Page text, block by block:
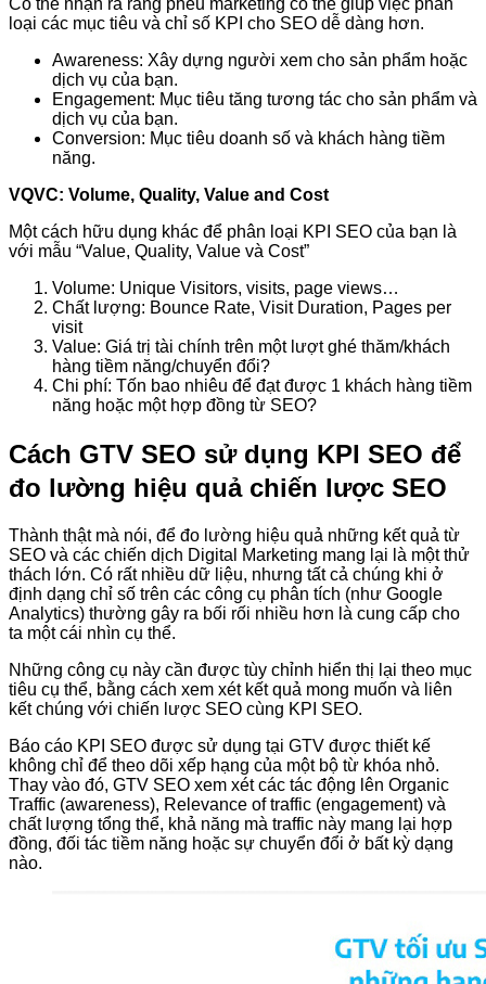
loại các mục tiêu và chỉ số KPI cho SEO dễ dàng hơn.
Awareness: Xây dựng người xem cho sản phẩm hoặc
dịch vụ của bạn.
Engagement: Mục tiêu tăng tương tác cho sản phẩm và
dịch vụ của bạn.
Conversion: Mục tiêu doanh số và khách hàng tiềm
năng.
VQVC: Volume, Quality, Value and Cost
Một cách hữu dụng khác để phân loại KPI SEO của bạn là
với mẫu “Value, Quality, Value và Cost”
Volume: Unique Visitors, visits, page views…
Chất lượng: Bounce Rate, Visit Duration, Pages per
visit
Value: Giá trị tài chính trên một lượt ghé thăm/khách
hàng tiềm năng/chuyển đổi?
Chi phí: Tốn bao nhiêu để đạt được 1 khách hàng tiềm
năng hoặc một hợp đồng từ SEO?
Cách GTV SEO sử dụng KPI SEO để
đo lường hiệu quả chiến lược SEO
Thành thật mà nói, để đo lường hiệu quả những kết quả từ
SEO và các chiến dịch Digital Marketing mang lại là một thử
thách lớn. Có rất nhiều dữ liệu, nhưng tất cả chúng khi ở
định dạng chỉ số trên các công cụ phân tích (như Google
Analytics) thường gây ra bối rối nhiều hơn là cung cấp cho
ta một cái nhìn cụ thể.
Những công cụ này cần được tùy chỉnh hiển thị lại theo mục
tiêu cụ thể, bằng cách xem xét kết quả mong muốn và liên
kết chúng với chiến lược SEO cùng KPI SEO.
Báo cáo KPI SEO được sử dụng tại GTV được thiết kế
không chỉ để theo dõi xếp hạng của một bộ từ khóa nhỏ.
Thay vào đó, GTV SEO xem xét các tác động lên Organic
Traffic (awareness), Relevance of traffic (engagement) và
chất lượng tổng thể, khả năng mà traffic này mang lại hợp
đồng, đối tác tiềm năng hoặc sự chuyển đổi ở bất kỳ dạng
nào.